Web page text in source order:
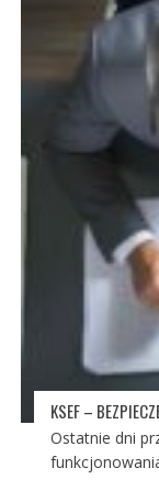
KSEF –
Ostatnie dni